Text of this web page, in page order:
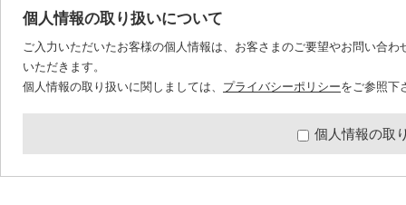
個人情報の取り扱いについて
ご入力いただいたお客様の個人情報は、お客さまのご要望やお問い合
いただきます。
個人情報の取り扱いに関しましては、 プライバシーポリシーをご参照下
個人情報の取